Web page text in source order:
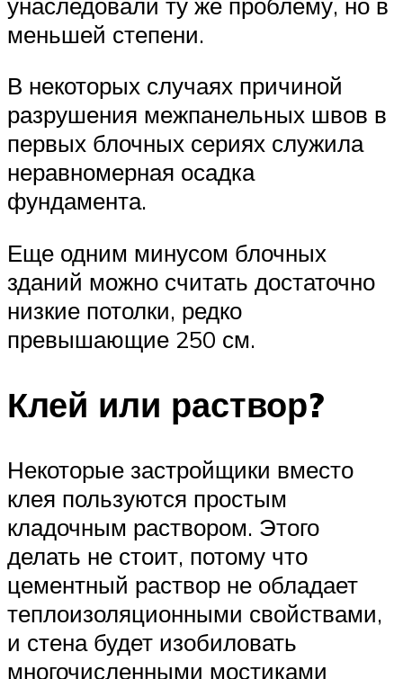
меньшей степени.
В некоторых случаях причиной
разрушения межпанельных швов в
первых блочных сериях служила
неравномерная осадка
фундамента.
Еще одним минусом блочных
зданий можно считать достаточно
низкие потолки, редко
превышающие 250 см.
Клей или раствор?
Некоторые застройщики вместо
клея пользуются простым
кладочным раствором. Этого
делать не стоит, потому что
цементный раствор не обладает
теплоизоляционными свойствами,
и стена будет изобиловать
многочисленными мостиками